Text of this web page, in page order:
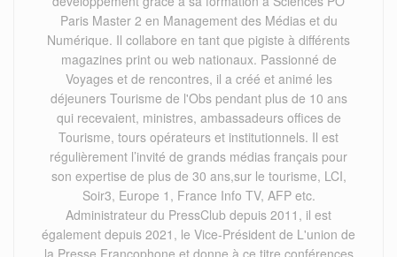
Paris Master 2 en Management des Médias et du
Numérique. Il collabore en tant que pigiste à différents
magazines print ou web nationaux. Passionné de
Voyages et de rencontres, il a créé et animé les
déjeuners Tourisme de l'Obs pendant plus de 10 ans
qui recevaient, ministres, ambassadeurs offices de
Tourisme, tours opérateurs et institutionnels. Il est
régulièrement l’invité de grands médias français pour
son expertise de plus de 30 ans,sur le tourisme, LCI,
Soir3, Europe 1, France Info TV, AFP etc.
Administrateur du PressClub depuis 2011, il est
également depuis 2021, le Vice-Président de L'union de
la Presse Francophone et donne à ce titre conférences